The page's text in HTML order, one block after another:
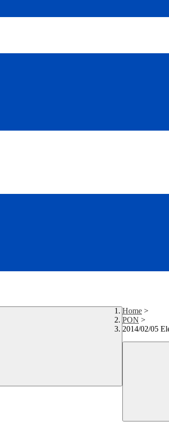
Home >
PON >
2014/02/05